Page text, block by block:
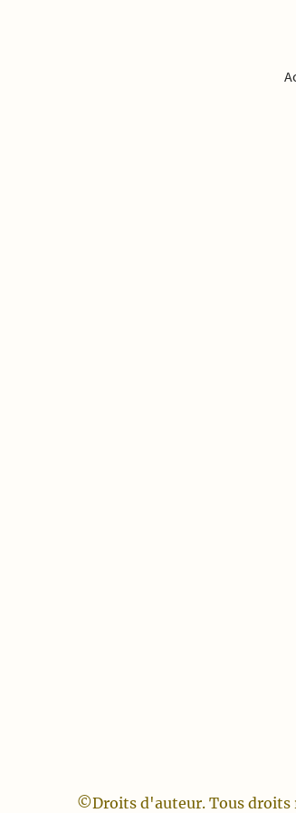
©Droits d'auteur. Tous droits